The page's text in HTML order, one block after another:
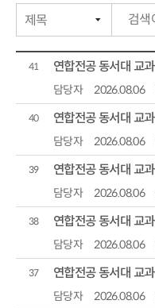
번호
작성자
작성일자
조회수
41
담당자 2026.08.06
40
담당자 2026.08.06
39
담당자 2026.08.06
38
담당자 2026.08.06
37
담당자 2026.08.06